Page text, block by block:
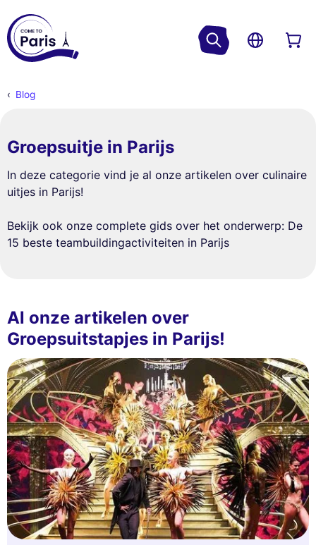
Blog
Groepsuitje in Parijs
In deze categorie vind je al onze artikelen over culinaire
uitjes in Parijs!
Bekijk ook onze complete gids over het onderwerp: De
15 beste teambuildingactiviteiten in Parijs
Al onze artikelen over
Groepsuitstapjes in Parijs!